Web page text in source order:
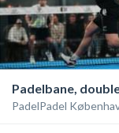
Padelbane,
udendørs
PadelPadel